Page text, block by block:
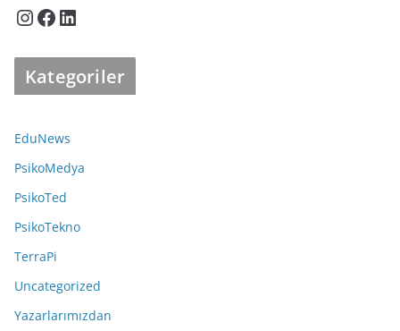
InstagramFacebook LinkedIn
Kategoriler
EduNews
PsikoMedya
PsikoTed
PsikoTekno
TerraPi
Uncategorized
Yazarlarımızdan